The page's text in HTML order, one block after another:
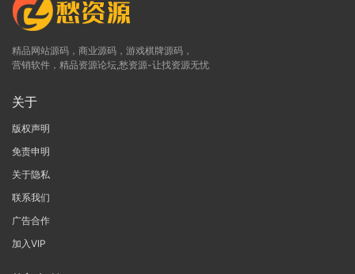
精品网站源码，商业源码，游戏棋牌源码，
营销软件，精品资源论坛,愁资源-让找资源无忧
关于
版权声明
免责申明
关于隐私
联系我们
广告合作
加入VIP